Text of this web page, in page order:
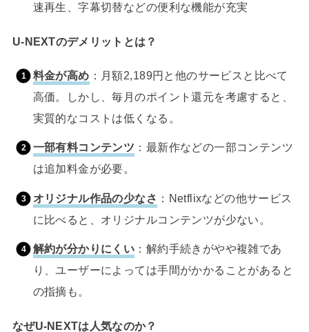
速再生、字幕切替などの便利な機能が充実
U-NEXTのデメリットとは？
料金が高め ：月額2,189円と他のサービスと比べて
高価。しかし、毎月のポイント還元を考慮すると、
実質的なコストは低くなる。
一部有料コンテンツ ：最新作などの一部コンテンツ
は追加料金が必要。
オリジナル作品の少なさ ：Netflixなどの他サービス
に比べると、オリジナルコンテンツが少ない。
解約が分かりにくい ：解約手続きがやや複雑であ
り、ユーザーによっては手間がかかることがあると
の指摘も。
なぜU-NEXTは人気なのか？